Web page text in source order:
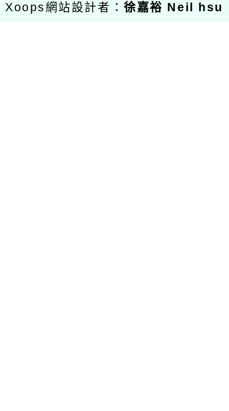
Xoops網站設計者：徐嘉裕 Neil hsu